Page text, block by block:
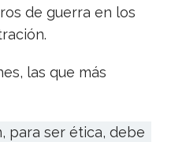
de guerra en los
las que más
para ser ética, debe